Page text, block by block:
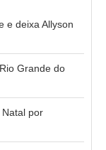
e deixa Allyson
Grande do
por